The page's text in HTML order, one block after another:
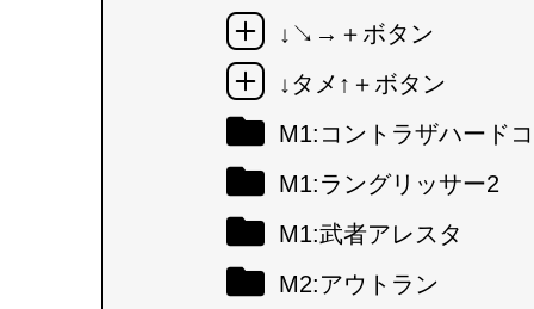
↓↘→＋ボタン
↓タメ↑＋ボタン
M1:コントラザハード
M1:ラングリッサー2
M1:武者アレスタ
M2:アウトラン